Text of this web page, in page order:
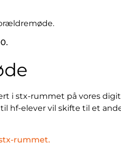
i stx-rummet på vores
hf-elever vil skifte til et
rummet.